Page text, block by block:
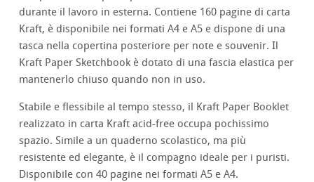
durante il lavoro in esterna. Contiene 160 pagine di carta
Kraft, è disponibile nei formati A4 e A5 e dispone di una
tasca nella copertina posteriore per note e souvenir. Il
Kraft Paper Sketchbook è dotato di una fascia elastica per
mantenerlo chiuso quando non in uso.
Stabile e flessibile al tempo stesso, il Kraft Paper Booklet
realizzato in carta Kraft acid-free occupa pochissimo
spazio. Simile a un quaderno scolastico, ma più
resistente ed elegante, è il compagno ideale per i puristi.
Disponibile con 40 pagine nei formati A5 e A4.